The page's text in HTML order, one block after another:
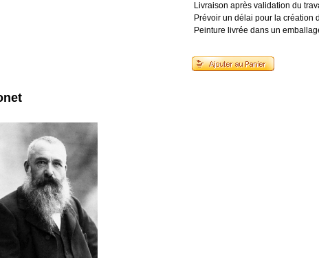
Livraison après validation du
Prévoir un délai pour la création
Peinture livrée dans un